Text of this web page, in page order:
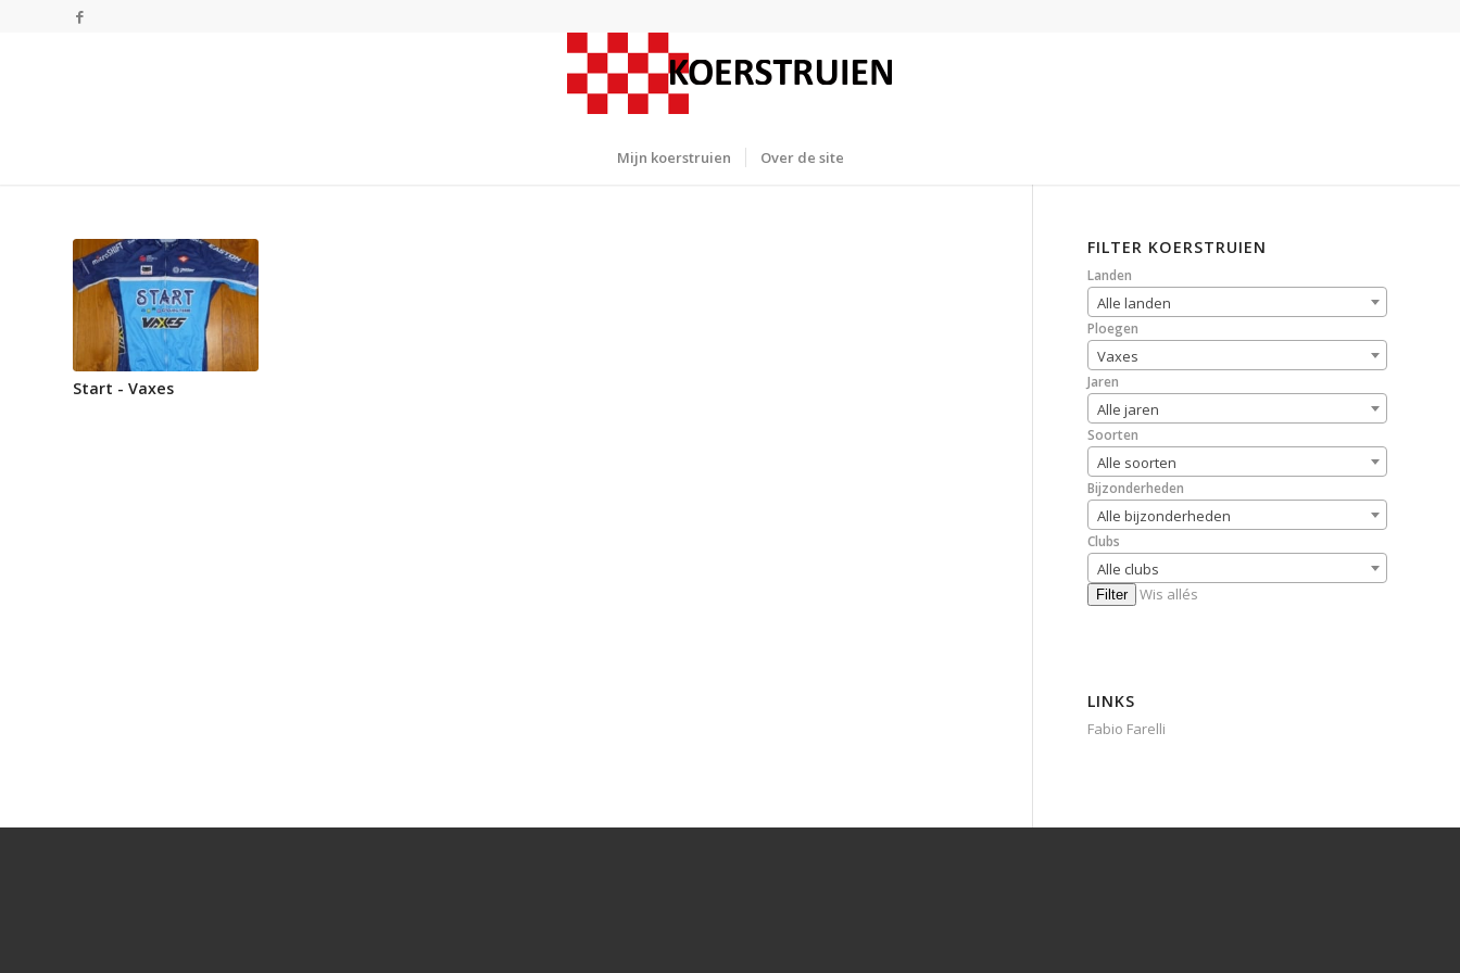
Mijn koerstruien Over de site
Start - Vaxes
FILTER KOERSTRUIEN
Landen
Alle landen
Ploegen
Vaxes
Jaren
Alle jaren
Soorten
Alle soorten
Bijzonderheden
Alle bijzonderheden
Clubs
Alle clubs
Filter Wis allés
LINKS
Fabio Farelli